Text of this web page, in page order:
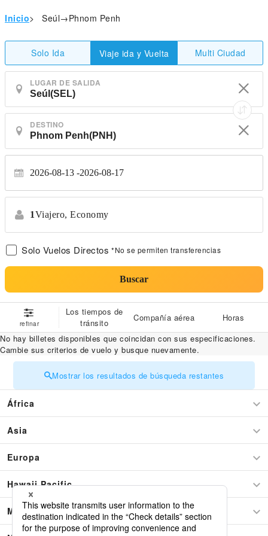
Inicio> Seúl→Phnom Penh
Solo Ida Viaje ida y Vuelta Multi Ciudad
LUGAR DE SALIDA
DESTINO
2026-08-13 2026-08-17
1Viajero, Economy
Solo Vuelos Directos *No se permiten transferencias
Buscar
refinar
Los tiempos de
tránsito
Compañía aérea
Horas
No hay billetes disponibles que coincidan con sus especificaciones.
Cambie sus criterios de vuelo y busque nuevamente.
Mostrar los resultados de búsqueda restantes
África
Asia
Europa
Hawaii Pacific
Medio este